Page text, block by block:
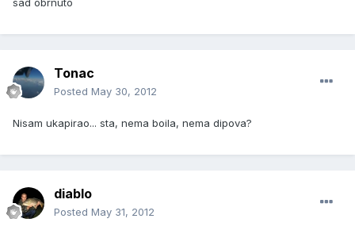
sad obrnuto
Tonac
Posted May 30, 2012
Nisam ukapirao... sta, nema boila, nema dipova?
diablo
Posted May 31, 2012